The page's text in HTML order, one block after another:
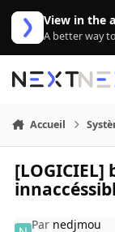
Aller au contenu
View in the
A better way
Accueil
[LOGICIEL]
Par nedjmou